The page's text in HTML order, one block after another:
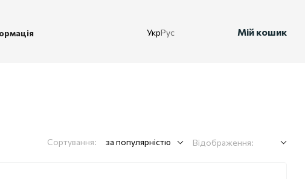
УкрРус Мій кошик
Сортування: за популярністю Відображення: